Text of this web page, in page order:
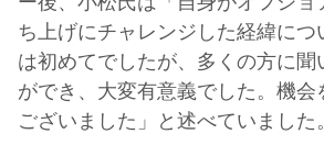
ち上げにチャレンジした経緯に
は初めてでしたが、多くの方に聞
ができ、大変有意義でした。機会
ございました」と述べていました。